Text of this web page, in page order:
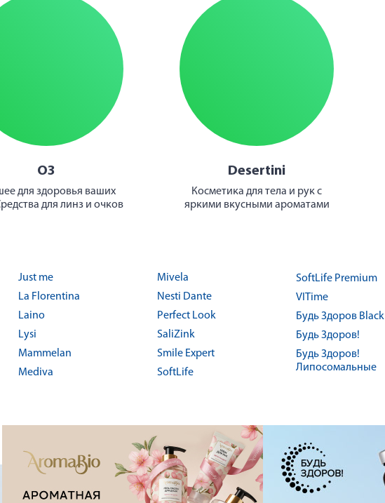
О3
для здоровья ваших
для линз и очков
Desertini
Косметика для тела и рук с
яркими вкусными ароматами
Just me
La Florentina
Laino
Lysi
Mammelan
Mediva
Mivela
Nesti Dante
Perfect Look
SaliZink
Smile Expert
SoftLife
SoftLife Premium
VITime
Будь Здоров Black
Будь Здоров!
Будь Здоров!
Липосомальные